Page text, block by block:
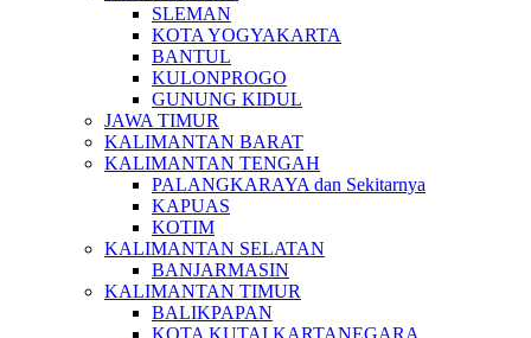
SLEMAN
KOTA YOGYAKARTA
BANTUL
KULONPROGO
GUNUNG KIDUL
JAWA TIMUR
KALIMANTAN BARAT
KALIMANTAN TENGAH
PALANGKARAYA dan Sekitarnya
KAPUAS
KOTIM
KALIMANTAN SELATAN
BANJARMASIN
KALIMANTAN TIMUR
BALIKPAPAN
KOTA KUTAI KARTANEGARA